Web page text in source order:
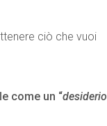
ciò che vuoi
come un “desiderio